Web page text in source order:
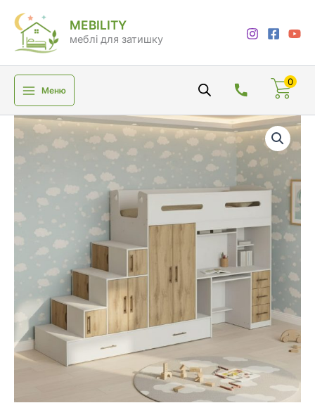
вмісту
MEBILITY
меблі для затишку
Меню
0